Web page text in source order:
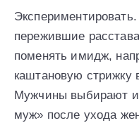
пережившие
поменять имидж,
каштановую стрижку
Мужчины выбирают
муж» после ухода